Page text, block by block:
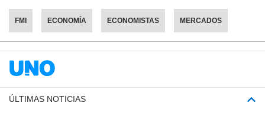
FMI ECONOMÍA ECONOMISTAS MERCADOS
ÚLTIMAS NOTICIAS